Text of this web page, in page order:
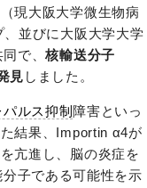
現大阪大学微生物病
並びに大阪大学大学
同で、核輸送分子
見 しました。
パルス抑制障害といっ
結果、Importin α4が
亢進し、脳の炎症を
子である可能性を示